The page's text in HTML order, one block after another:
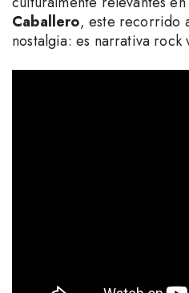
Caballero, este recorrido
nostalgia: es narrativa rock